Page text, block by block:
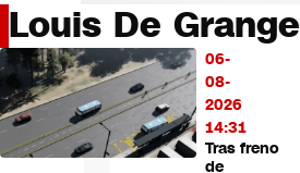
País
Mundo
Negocios
Deportes
Programas completos
Louis De Grange
06-
08-
2026
14:31
Tras freno
de
LO
MÁS
LEÍDO